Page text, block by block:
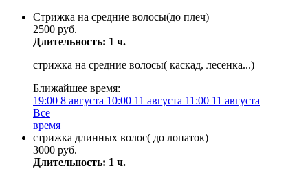
Стрижка на средние волосы(до плеч)
2500 руб.
Длительность: 1 ч.
стрижка на средние волосы( каскад, лесенка...)
Ближайшее время:
19:00 8 августа 10:00 11 августа 11:00 11 августа
Все
время
стрижка длинных волос( до лопаток)
3000 руб.
Длительность: 1 ч.